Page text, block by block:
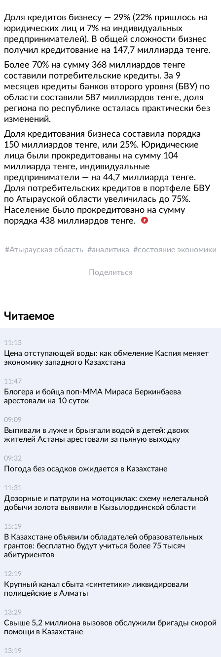
Доля кредитов бизнесу — 29% (22% пришлось на
юридических лиц и 7% на индивидуальных
предпринимателей). В общей сложности бизнес
получил кредитование на 147,7 миллиарда тенге.
Более 70% на сумму 368 миллиардов тенге
составили потребительские кредиты. За 9
месяцев кредиты банков второго уровня (БВУ) по
области составили 587 миллиардов тенге, доля
региона по республике осталась практически без
изменений.
Доля кредитования бизнеса составила порядка
150 миллиардов тенге, или 25%. Юридические
лица были прокредитованы на сумму 104
миллиарда тенге, индивидуальные
предприниматели — на 44,7 миллиарда тенге.
Доля потребительских кредитов в портфеле БВУ
по Атырауской области увеличилась до 75%.
Население было прокредитовано на сумму
порядка 438 миллиардов тенге.
Атырауская область аналитика состояние экономики
Поделиться
Читаемое
11:13
Цена отступающей воды: как обмеление Каспия меняет
экономику западного Казахстана
11:47
Блогера и бойца поп-ММА Мираса Беркинбаева
арестовали на 10 суток
09:09
Выпивали в луже и брызгали водой в детей: двоих
жителей Астаны арестовали за пьяную выходку
09:32
Погода без осадков ожидается в Казахстане
11:31
Дозорные и патрули на мотоциклах: схему нелегальной
добычи золота выявили в Кызылординской области
15:19
В Казахстане объявили обладателей образовательных
грантов: бесплатно будут учиться более 75 тысяч
абитуриентов
12:19
Крупный канал сбыта «синтетики» ликвидировали
полицейские в Алматы
13:29
Свыше 5,2 миллиона вызовов обслужили бригады скорой
помощи в Казахстане
13:19